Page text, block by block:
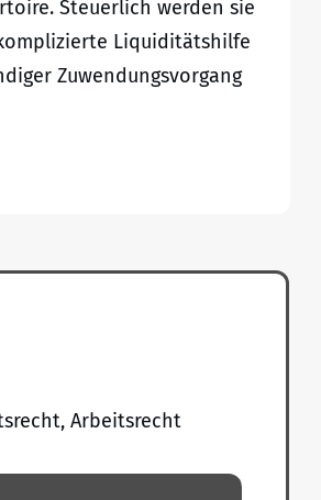
Steuerlich werden sie
Liquiditätshilfe
Zuwendungsvorgang
Arbeitsrecht